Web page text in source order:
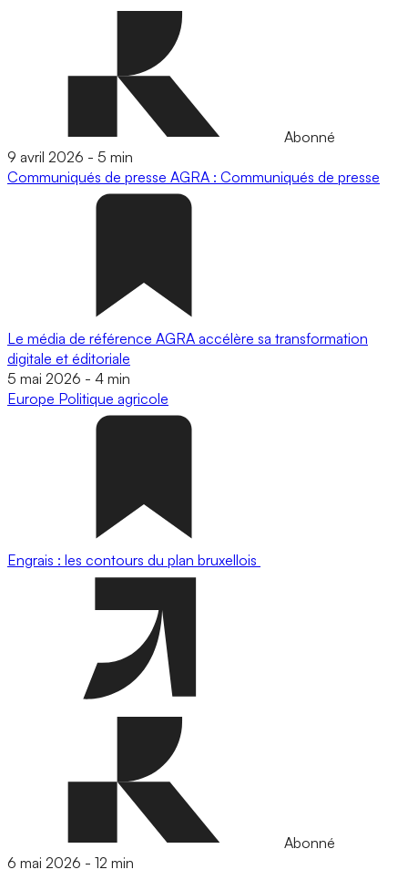
Abonné
9 avril 2026 - 5 min
Communiqués de presse AGRA : Communiqués de presse
Le média de référence AGRA accélère sa transformation
digitale et éditoriale
5 mai 2026 - 4 min
Europe Politique agricole
Engrais : les contours du plan bruxellois
Abonné
6 mai 2026 - 12 min